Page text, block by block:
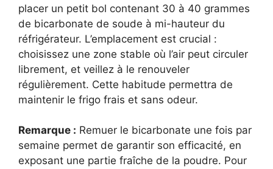
placer un petit bol contenant 30 à 40 grammes
de bicarbonate de soude à mi-hauteur du
réfrigérateur. L’emplacement est crucial :
choisissez une zone stable où l’air peut circuler
librement, et veillez à le renouveler
régulièrement. Cette habitude permettra de
maintenir le frigo frais et sans odeur.
Remarque : Remuer le bicarbonate une fois par
semaine permet de garantir son efficacité, en
exposant une partie fraîche de la poudre. Pour